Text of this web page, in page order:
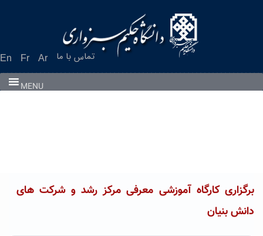
En Fr Ar تماس با ما
MENU
برگزاری کارگاه آموزشی معرفی مرکز رشد و شرکت های
دانش بنیان